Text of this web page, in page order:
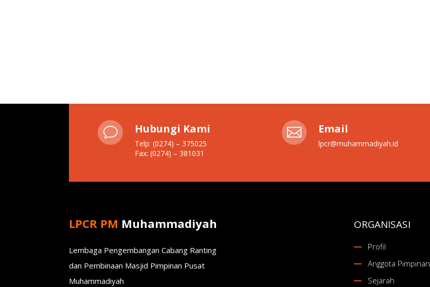
v Hubungi Kami
Telp: (0274) – 375025
Fax: (0274) – 381031
 Email
lpcr@muhammadiyah.id
LPCR PM Muhammadiyah
Lembaga Pengembangan Cabang Ranting
dan Pembinaan Masjid Pimpinan Pusat
Muhammadiyah
ORGANISASI
Profil
Anggota Pimpinan
Sejarah